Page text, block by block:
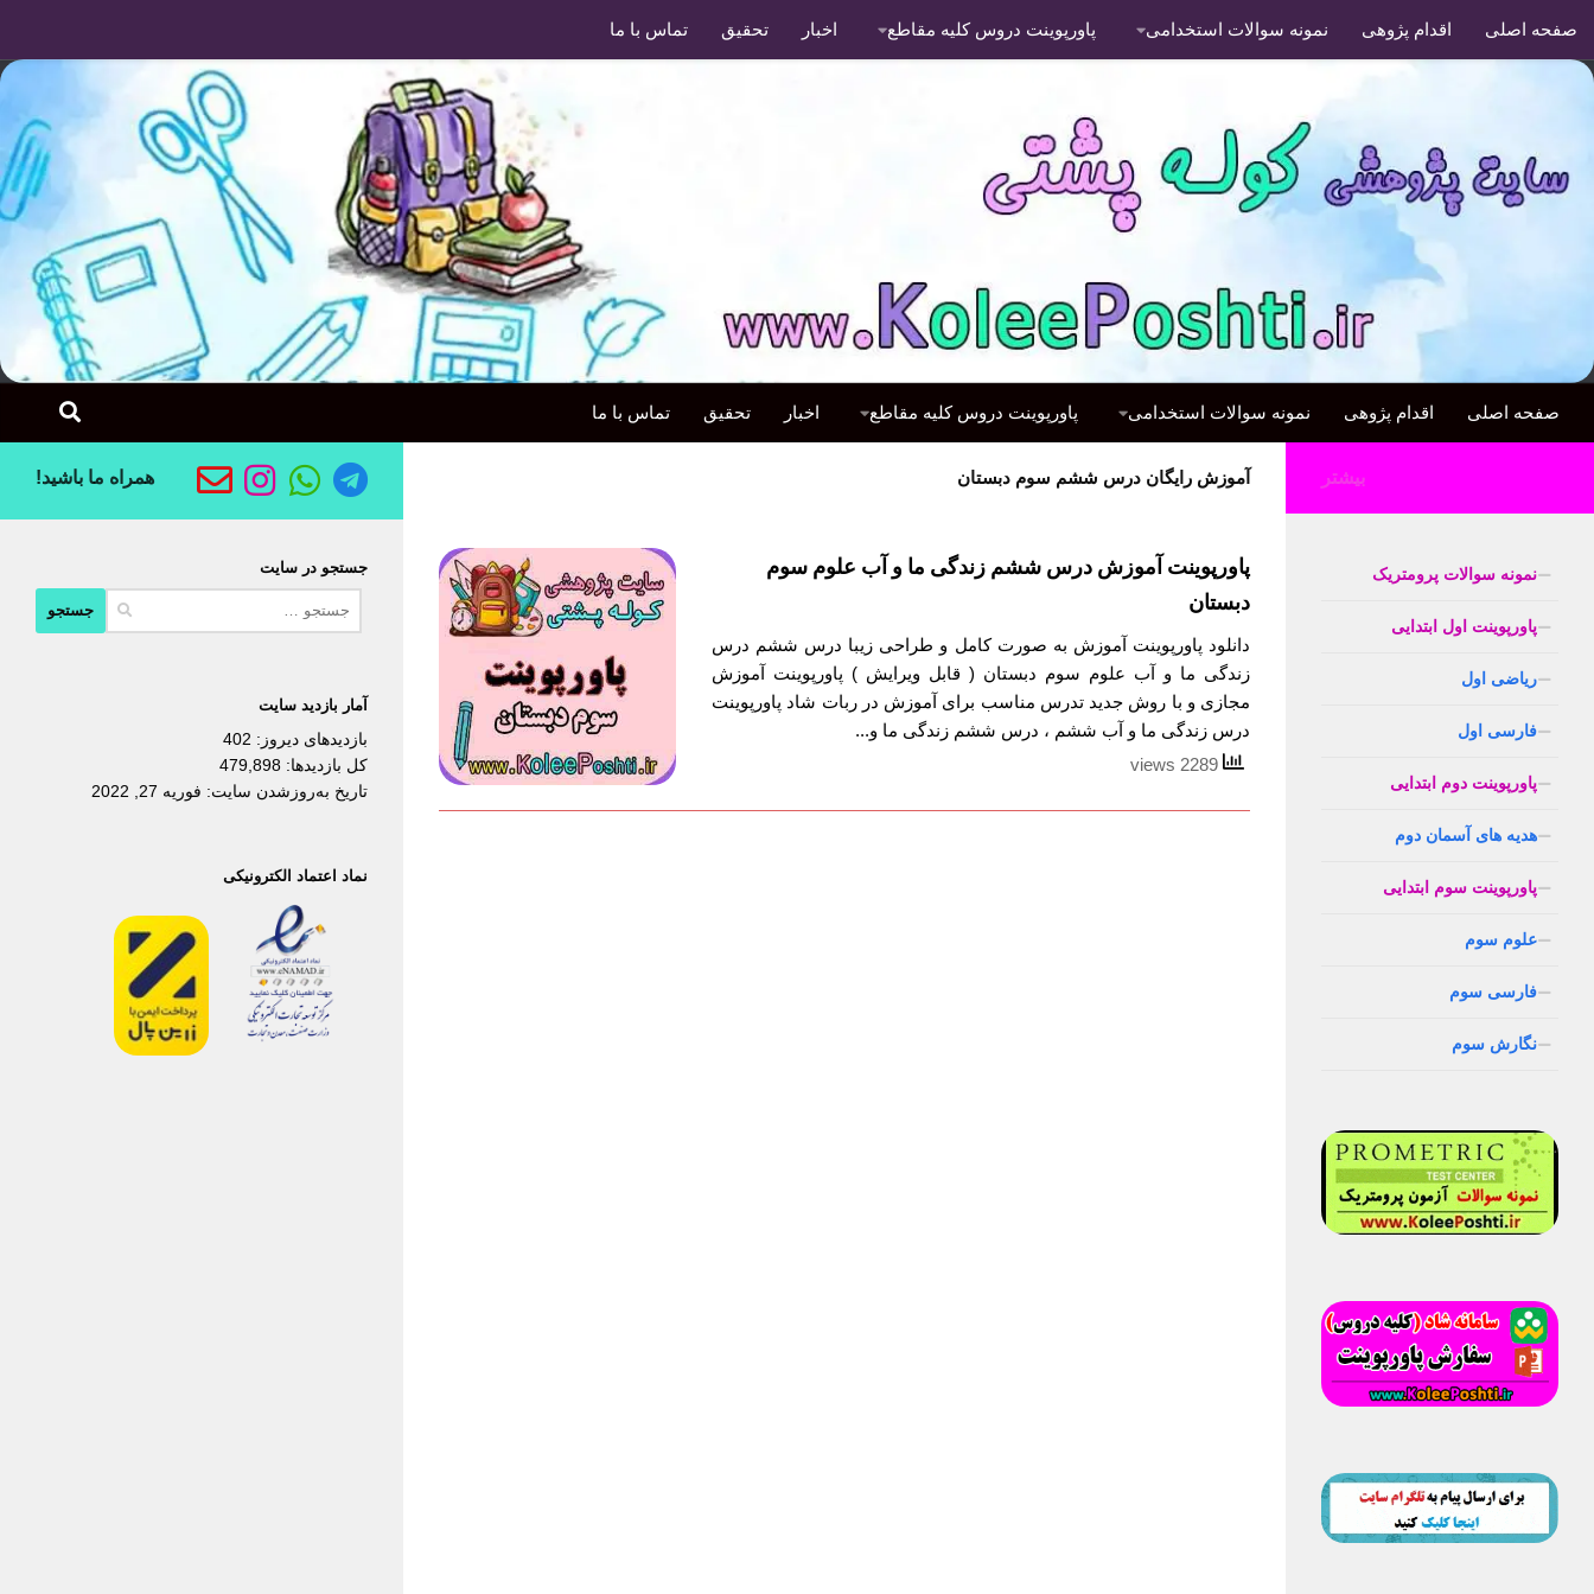
صفحه اصلی اقدام پژوهی نمونه سوالات استخدامی پاورپوینت دروس کلیه مقاطع اخبار تحقیق تماس با ما
صفحه اصلی اقدام پژوهی نمونه سوالات استخدامی پاورپوینت دروس کلیه مقاطع اخبار تحقیق تماس با ما
آموزش رایگان درس ششم سوم دبستان
پاورپوینت آموزش درس ششم زندگی ما و آب علوم سوم
دبستان
دانلود پاورپوینت آموزش به صورت کامل و طراحی زیبا درس ششم درس
زندگی ما و آب علوم سوم دبستان ( قابل ویرایش ) پاورپوینت آموزش
مجازی و با روش جدید تدرس مناسب برای آموزش در ربات شاد پاورپوینت
درس زندگی ما و آب ششم ، درس ششم زندگی ما و...
همراه ما باشید!
جستجو در سایت
آمار بازدید سایت
بازدیدهای دیروز: 402
کل بازدیدها: 479,898
تاریخ به‌روزشدن سایت: فوریه 27, 2022
نماد اعتماد الکترونیکی
بیشتر
نمونه سوالات پرومتریک
پاورپوینت اول ابتدایی
ریاضی اول
فارسی اول
پاورپوینت دوم ابتدایی
هدیه های آسمان دوم
پاورپوینت سوم ابتدایی
علوم سوم
فارسی سوم
نگارش سوم